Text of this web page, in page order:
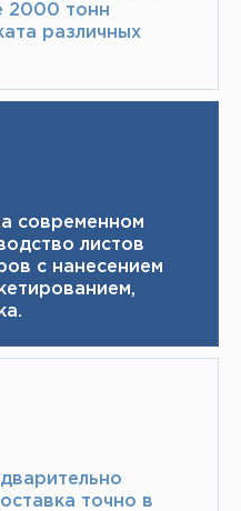
2000 тонн​
различных
современном
листов
с нанесением
точно в